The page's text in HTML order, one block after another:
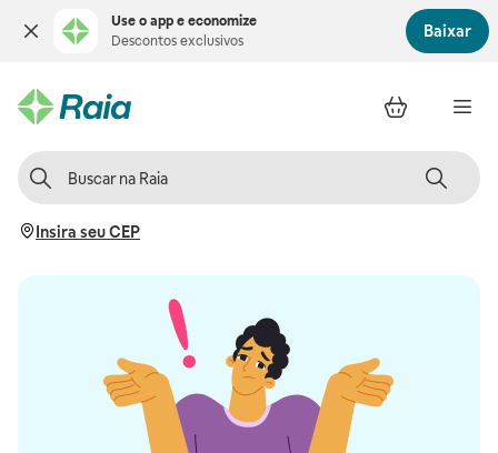
Use o app e economize
Descontos exclusivos
Baixar
Insira seu CEP